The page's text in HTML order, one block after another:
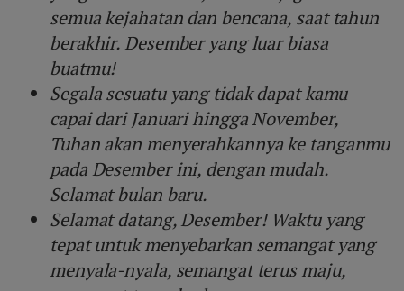
semua kejahatan dan bencana, saat tahun
berakhir. Desember yang luar biasa
buatmu!
Segala sesuatu yang tidak dapat kamu
capai dari Januari hingga November,
Tuhan akan menyerahkannya ke tanganmu
pada Desember ini, dengan mudah.
Selamat bulan baru.
Selamat datang, Desember! Waktu yang
tepat untuk menyebarkan semangat yang
menyala-nyala, semangat terus maju,